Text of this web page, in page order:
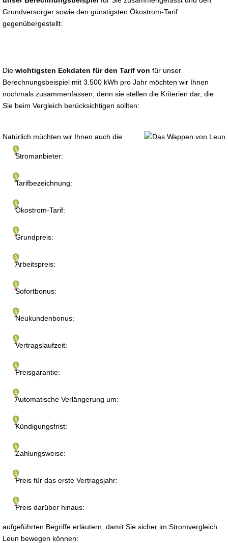
Grundversorger sowie den günstigsten Ökostrom-Tarif
gegenübergestellt:
Die wichtigsten Eckdaten für den Tarif von für unser
Berechnungsbeispiel mit 3.500 kWh pro Jahr möchten wir Ihnen
nochmals zusammenfassen, denn sie stellen die Kriterien dar, die
Sie beim Vergleich berücksichtigen sollten:
Stromanbieter:
Tarifbezeichnung:
Ökostrom-Tarif:
Grundpreis:
Arbeitspreis:
Sofortbonus:
Neukundenbonus:
Vertragslaufzeit:
Preisgarantie:
Automatische Verlängerung um:
Kündigungsfrist:
Zahlungsweise:
Preis für das erste Vertragsjahr:
Preis darüber hinaus:
Natürlich müchten wir Ihnen auch die
aufgeführten Begriffe erläutern, damit Sie sicher im Stromvergleich
Leun bewegen können: